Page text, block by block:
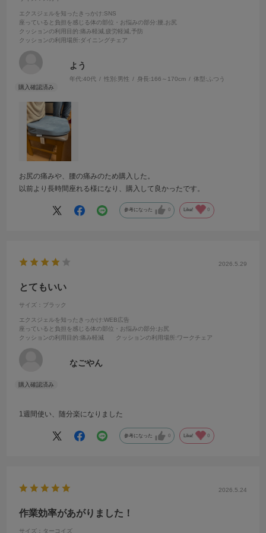
エクスジェルを知ったきっかけ :SNS
座っていると負担を感じる体の部位・お悩みの部分:腰,お尻
クッションの利用目的:痛み軽減,疲労軽減,予防
クッションの利用場所:ダイニングチェア
よう
年代:40代 性別:男性 身長:166～170cm 体型: ふつう
お尻の痛みや、腰の痛みのため購入した。
以前より長時間座れる様になり、購入して良かったです。
参考になった 0 Like! 0
2026.5.29
とてもいい
サイズ：ブラック
エクスジェルを知ったきっかけ :WEB広告
座っていると負担を感じる体の部位・お悩みの部分:お尻
クッションの利用目的:痛み軽減 クッションの利用場所:ワークチェア
なごやん
1週間使い、随分楽になりました
参考になった 0 Like! 0
2026.5.24
作業効率があがりました！
サイズ：ターコイズ